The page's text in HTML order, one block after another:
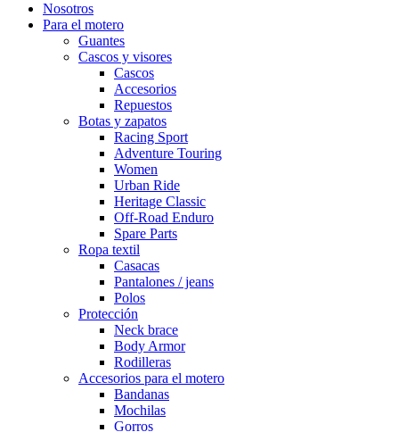
Nosotros
Para el motero
Guantes
Cascos y visores
Cascos
Accesorios
Repuestos
Botas y zapatos
Racing Sport
Adventure Touring
Women
Urban Ride
Heritage Classic
Off-Road Enduro
Spare Parts
Ropa textil
Casacas
Pantalones / jeans
Polos
Protección
Neck brace
Body Armor
Rodilleras
Accesorios para el motero
Bandanas
Mochilas
Gorros